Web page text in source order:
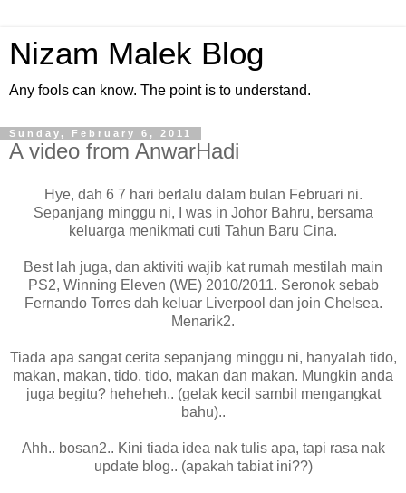
Nizam Malek Blog
Any fools can know. The point is to understand.
Sunday, February 6, 2011
A video from AnwarHadi
Hye, dah 6 7 hari berlalu dalam bulan Februari ni.
Sepanjang minggu ni, I was in Johor Bahru, bersama
keluarga menikmati cuti Tahun Baru Cina.
Best lah juga, dan aktiviti wajib kat rumah mestilah main
PS2, Winning Eleven (WE) 2010/2011. Seronok sebab
Fernando Torres dah keluar Liverpool dan join Chelsea.
Menarik2.
Tiada apa sangat cerita sepanjang minggu ni, hanyalah tido,
makan, makan, tido, tido, makan dan makan. Mungkin anda
juga begitu? heheheh.. (gelak kecil sambil mengangkat
bahu)..
Ahh.. bosan2.. Kini tiada idea nak tulis apa, tapi rasa nak
update blog.. (apakah tabiat ini??)